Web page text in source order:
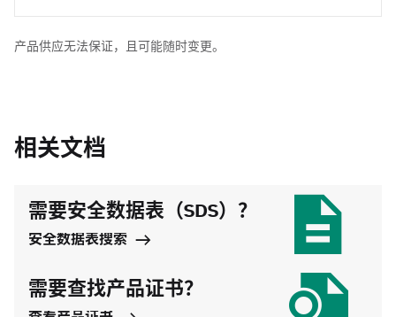
产品供应无法保证，且可能随时变更。
相关文档
需要安全数据表（SDS）？
安全数据表搜索
需要查找产品证书？